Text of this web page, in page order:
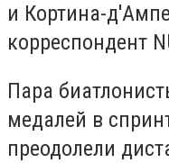
и Кортина-
корреспондент
Пара
медалей в
преодолели